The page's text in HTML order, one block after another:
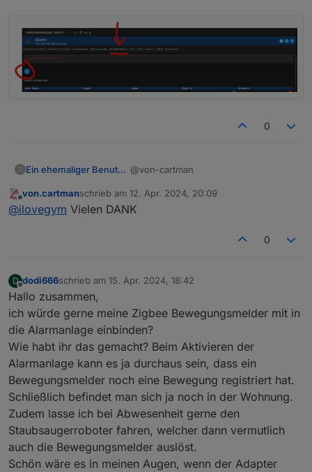
0
? Ein ehemaliger Benutzer @von-cartman
falscher Tab, wo du bist, gehts ja nur
um die Alexa Ansagen, geh einfach in
da dein Command, Script oder was
Offline
von.cartmanschrieb am 12. Apr. 2024, 20:09
zuletzt editiert von
@ilovegym Vielen DANK
0
D
Offline
dodi666schrieb am 15. Apr. 2024, 18:42
zuletzt editiert von
Hallo zusammen,
ich würde gerne meine Zigbee Bewegungsmelder mit in
die Alarmanlage einbinden?
Wie habt ihr das gemacht? Beim Aktivieren der
Alarmanlage kann es ja durchaus sein, dass ein
Bewegungsmelder noch eine Bewegung registriert hat.
Schließlich befindet man sich ja noch in der Wohnung.
Zudem lasse ich bei Abwesenheit gerne den
Staubsaugerroboter fahren, welcher dann vermutlich
auch die Bewegungsmelder auslöst.
Schön wäre es in meinen Augen, wenn der Adapter